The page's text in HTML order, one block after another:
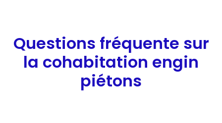
Questions fréquente sur
la cohabitation engin
piétons